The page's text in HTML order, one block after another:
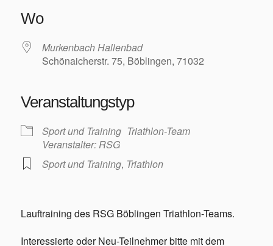
Wo
Murkenbach Hallenbad
Schönaicherstr. 75, Böblingen, 71032
Veranstaltungstyp
Sport und Training Triathlon-Team
Veranstalter: RSG
Sport und Training, Triathlon
Lauftraining des RSG Böblingen Triathlon-Teams.
Interessierte oder Neu-Teilnehmer bitte mit dem